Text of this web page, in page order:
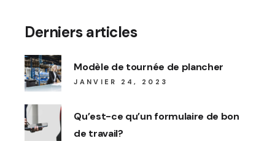
Derniers articles
Modèle de tournée de plancher
JANVIER 24, 2023
Qu’est-ce qu’un formulaire de bon
de travail?